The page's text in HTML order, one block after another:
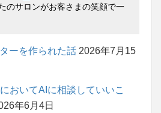
のサロンがお客さまの笑顔で一
ーを作られた話 2026年7月15
おいてAIに相談していいこ
年6月4日